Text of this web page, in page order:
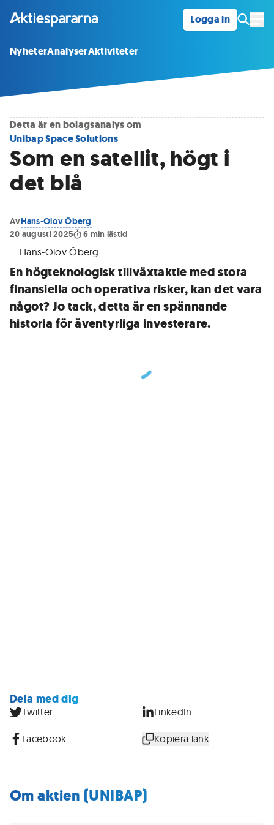
Logga in
NyheterAnalyserAktiviteter
Detta är en bolagsanalys om
Unibap Space Solutions
Som en satellit, högt i
det blå
AvHans-Olov Öberg
20 augusti 2025
6 min lästid
Hans-Olov Öberg.
En högteknologisk tillväxtaktie med stora
finansiella och operativa risker, kan det vara
något? Jo tack, detta är en spännande
historia för äventyrliga investerare.
Dela med dig
Twitter LinkedIn
Facebook Kopiera länk
Om aktien (UNIBAP)